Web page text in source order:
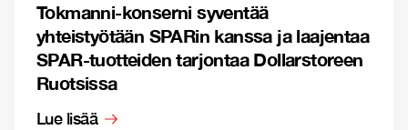
Tokmanni-konserni syventää
yhteistyötään SPARin kanssa ja laajentaa
SPAR-tuotteiden tarjontaa Dollarstoreen
Ruotsissa
Lue lisää